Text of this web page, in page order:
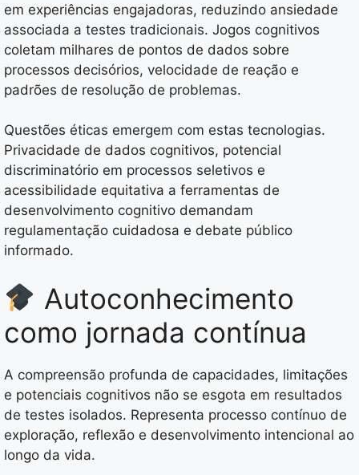
em experiências engajadoras, reduzindo ansiedade
associada a testes tradicionais. Jogos cognitivos
coletam milhares de pontos de dados sobre
processos decisórios, velocidade de reação e
padrões de resolução de problemas.
Questões éticas emergem com estas tecnologias.
Privacidade de dados cognitivos, potencial
discriminatório em processos seletivos e
acessibilidade equitativa a ferramentas de
desenvolvimento cognitivo demandam
regulamentação cuidadosa e debate público
informado.
Autoconhecimento
como jornada contínua
A compreensão profunda de capacidades, limitações
e potenciais cognitivos não se esgota em resultados
de testes isolados. Representa processo contínuo de
exploração, reflexão e desenvolvimento intencional ao
longo da vida.